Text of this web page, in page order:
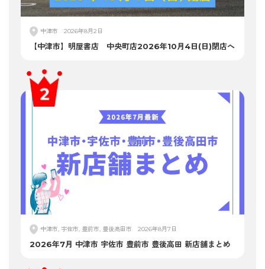
中津市 2026年8月2日
【中津市】明屋書店 中央町店2026年10月4日(日)閉店へ
中津市, 宇佐市, 豊前市, 豊後高田市 2026年8月7日
2026年7月 中津市 宇佐市 豊前市 豊後高田 新店舗まとめ